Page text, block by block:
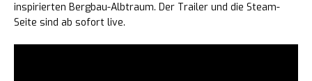
inspirierten Bergbau-Albtraum. Der Trailer und die Steam-
Seite sind ab sofort live.